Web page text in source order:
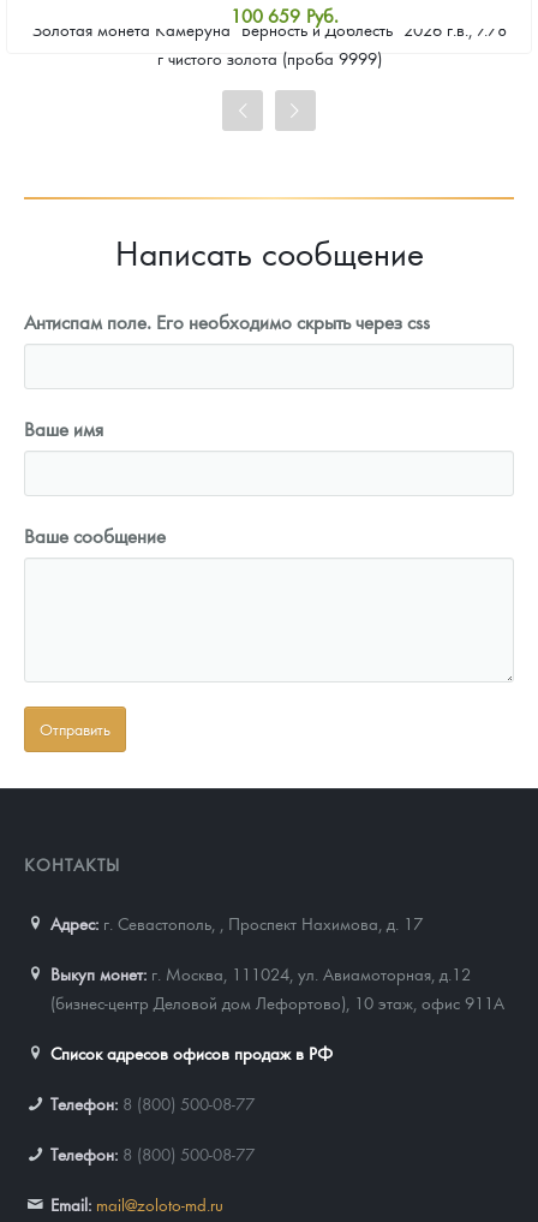
Золотая монета Камеруна "Верность и Доблесть" 2026 г.в., 7.78
г чистого золота (проба 9999)
100 659 Руб.
Стандартная цена
Цена выкупа
Написать сообщение
Антиспам поле. Его необходимо скрыть через css
Ваше имя
Ваше сообщение
КОНТАКТЫ
Адрес: г. Севастополь, Проспект Нахимова, д. 17
Выкуп монет: г. Москва, 111024, ул. Авиамоторная, д.12
(бизнес-центр Деловой дом Лефортово), 10 этаж, офис 911А
Список адресов офисов продаж в РФ
Телефон: 8 (800) 500-08-77
Телефон: 8 (800) 500-08-77
Email: mail@zoloto-md.ru